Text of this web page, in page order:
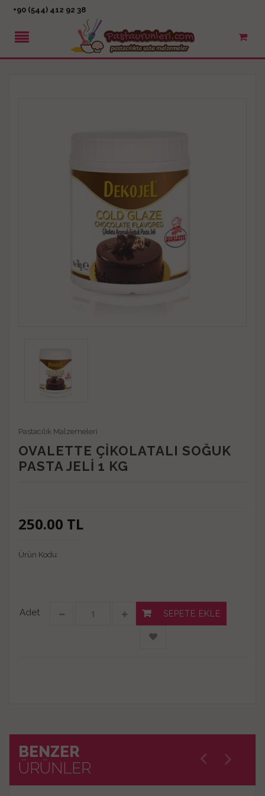
+90 (544) 412 92 38
Pastacılık Malzemeleri
OVALETTE ÇİKOLATALI SOĞUK
PASTA JELİ 1 KG
250.00 TL
Ürün Kodu:
Adet SEPETE EKLE
BENZER
ÜRÜNLER